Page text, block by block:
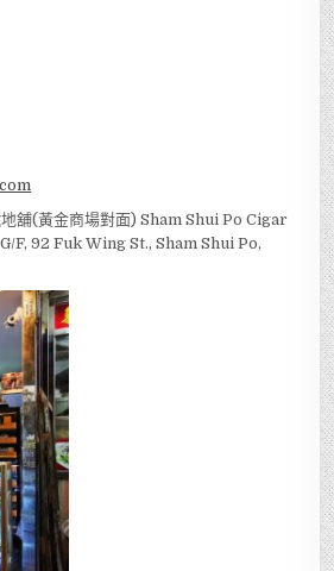
舖(黃金商場對面) Sham Shui Po Cigar
F, 92 Fuk Wing St., Sham Shui Po,